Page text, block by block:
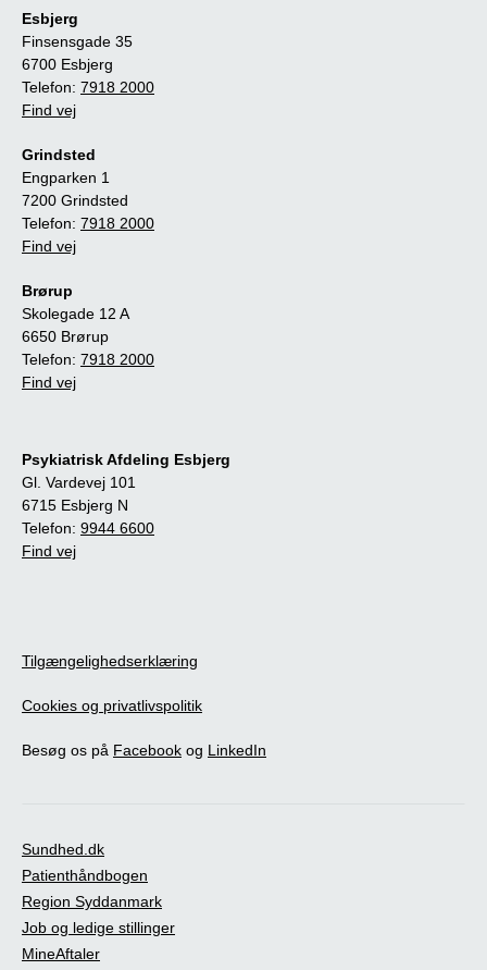
Esbjerg
Finsensgade 35
6700 Esbjerg
Telefon: 7918 2000
Find vej
Grindsted
Engparken 1
7200 Grindsted
Telefon: 7918 2000
Find vej
Brørup
Skolegade 12 A
6650 Brørup
Telefon: 7918 2000
Find vej
Psykiatrisk Afdeling Esbjerg
Gl. Vardevej 101
6715 Esbjerg N
Telefon: 9944 6600
Find vej
Tilgængelighedserklæring
Cookies og privatlivspolitik
Besøg os på Facebook og LinkedIn
Sundhed.dk
Patienthåndbogen
Region Syddanmark
Job og ledige stillinger
MineAftaler